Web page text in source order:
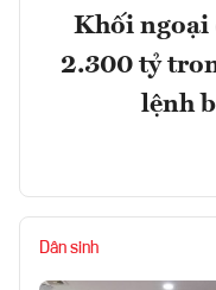
Khối ngoại
2.300 tỷ
lệnh
Dân sinh